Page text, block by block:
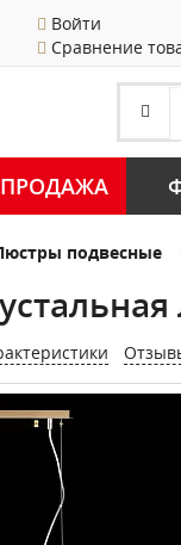
Войти
Сравнение
подвесные